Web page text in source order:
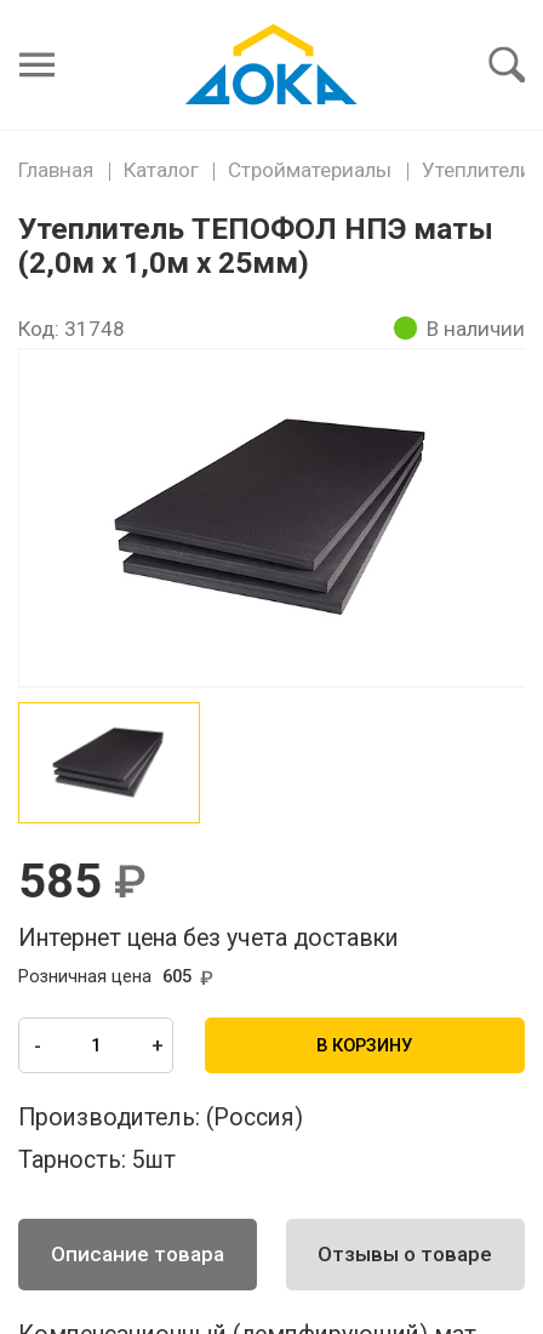
пароль
Главная Каталог Стройматериалы Утеплители
Утеплитель ТЕПОФОЛ НПЭ маты
(2,0м х 1,0м х 25мм)
Код: 31748 В наличии
585
Интернет цена без учета доставки
605
Розничная цена
- + В КОРЗИНУ
Производитель: (Россия)
Тарность: 5шт
Описание товара Отзывы о товаре